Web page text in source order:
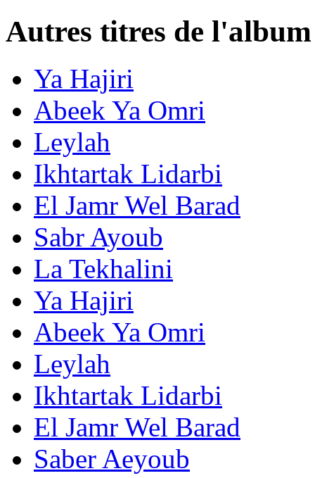
Autres titres de
Ya Hajiri
Abeek Ya Omri
Leylah
Ikhtartak Lidarbi
El Jamr Wel Barad
Sabr Ayoub
La Tekhalini
Ya Hajiri
Abeek Ya Omri
Leylah
Ikhtartak Lidarbi
El Jamr Wel Barad
Saber Aeyoub